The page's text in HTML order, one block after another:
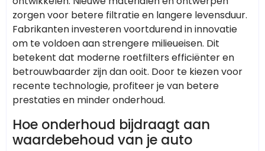
zorgen voor betere filtratie en langere levensduur.
Fabrikanten investeren voortdurend in innovatie
om te voldoen aan strengere milieueisen. Dit
betekent dat moderne roetfilters efficiënter en
betrouwbaarder zijn dan ooit. Door te kiezen voor
recente technologie, profiteer je van betere
prestaties en minder onderhoud.
Hoe onderhoud bijdraagt aan
waardebehoud van je auto